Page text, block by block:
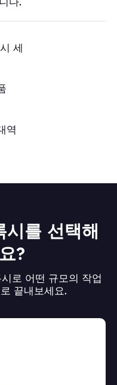
세
역
를 선택해
?
로 어떤 규모의 작업
끝내보세요.